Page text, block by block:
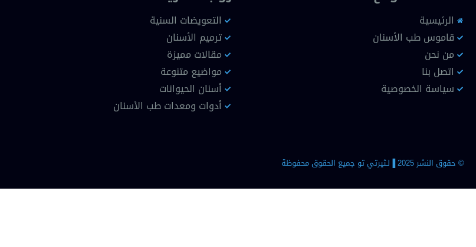
الرئيسية
قاموس طب الأسنان
من نحن
اتصل بنا
سياسة الخصوصية
التعويضات السنية
ترميم الأسنان
مقالات مميزة
مواضيع متنوعة
أسنان الحيوانات
أدوات ومعدات طب الأسنان
© حقوق النشر 2025 ▐لـثيرتي تو جميع الحقوق محفوظة